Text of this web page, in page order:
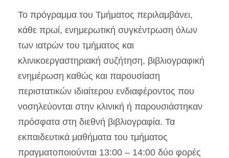
Το πρόγραμμα του Τμήματος περιλαμβάνει,
κάθε πρωί, ενημερωτική συγκέντρωση όλων
των ιατρών του τμήματος και
κλινικοεργαστηριακή συζήτηση, βιβλιογραφική
ενημέρωση καθώς και παρουσίαση
περιστατικών ιδιαίτερου ενδιαφέροντος που
νοσηλεύονται στην κλινική ή παρουσιάστηκαν
πρόσφατα στη διεθνή βιβλιογραφία. Τα
εκπαιδευτικά μαθήματα του τμήματος
πραγματοποιούνται 13:00 – 14:00 δύο φορές